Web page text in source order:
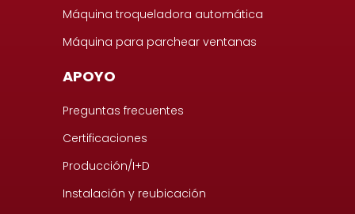
Máquina troqueladora automática
Máquina para parchear ventanas
APOYO
Preguntas frecuentes
Certificaciones
Producción/I+D
Instalación y reubicación